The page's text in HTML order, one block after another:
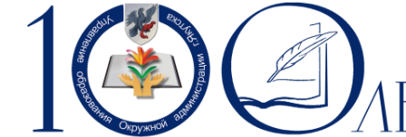
Перейти к основному содержанию
Skip to search